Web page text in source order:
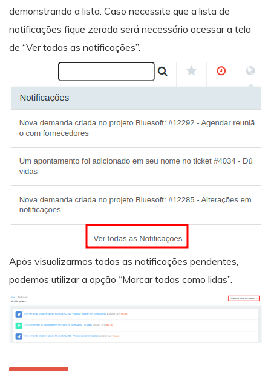
demonstrando a lista. Caso necessite que a lista de
notificações fique zerada será necessário acessar a tela
de “Ver todas as notificações”.
Após visualizarmos todas as notificações pendentes,
podemos utilizar a opção “Marcar todas como lidas”.